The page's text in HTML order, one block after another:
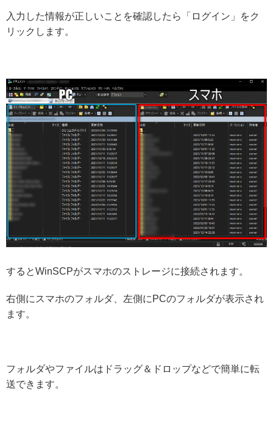
入力した情報が正しいことを確認したら「ログイン」をク
リックします。
するとWinSCPがスマホのストレージに接続されます。
右側にスマホのフォルダ、左側にPCのフォルダが表示され
ます。
フォルダやファイルはドラッグ＆ドロップなどで簡単に転
送できます。